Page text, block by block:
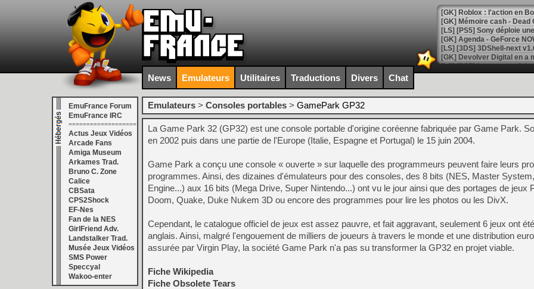
[GK] Roblox : l'action en
[GK] Agenda - GeForce
[GK] Devolver Digital en a
[LS] [PS5] ps5-y2jb-
[GK] Pourquoi Marvel
[GK] Test : Restory : Chill
[GK] GTA 6 : Rockstar
[GK] Hot Wheels Infinite
[GK] Mémoire cash -
[GK] Résultats Nintendo :
[GK] Déjà des
[Mo5] Brickboy cherche à
[GK] Minecraft et ses «
[GK] Beast of
[GK] Ubisoft : fin de partie
[GK] Mémoire cash -
[GK] Dan Houser (GTA)
[GK] Comment EA Sports
[GK] Crimson Moon : un
[GK] Isle of Reveries : le
[GK] Moonlighter 2 : The
[GK] Capcom relance
News Emulateurs Utilitaires Traductions Divers Chat
EmuFrance Forum
EmuFrance IRC
===================
Actus Jeux Vidéos
Arcade Fans
Amiga Museum
Arkames Trad.
Bruno C. Zone
Calice
CBSata
CPS2Shock
EF-Nes
Fan de la NES
GirlFriend Adv.
Landstalker Trad.
Musée Jeux Vidéos
SMS Power
Speccyal
Wakoo-enter
Emulateurs > Consoles portables > GamePark GP32
La Game Park 32 (GP32) est une console portable d'origine coréenne fabriquée par Game Park.
en 2002 puis dans une partie de l'Europe (Italie, Espagne et Portugal) le 15 juin 2004.
Game Park a conçu une console « ouverte » sur laquelle des programmeurs peuvent faire leurs
programmes. Ainsi, des dizaines d'émulateurs pour des consoles, des 8 bits (NES, Master
Engine...) aux 16 bits (Mega Drive, Super Nintendo...) ont vu le jour ainsi que des portages de jeux
Doom, Quake, Duke Nukem 3D ou encore des programmes pour lire les photos ou les DivX.
Cependant, le catalogue officiel de jeux est assez pauvre, et fait aggravant, seulement 6 jeux ont
anglais. Ainsi, malgré l'engouement de milliers de joueurs à travers le monde et une distribution
assurée par Virgin Play, la société Game Park n'a pas su transformer la GP32 en projet viable.
Fiche Wikipedia
Fiche Obsolete Tears